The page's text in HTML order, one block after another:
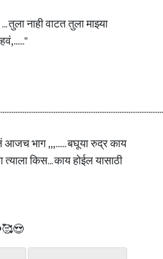
नाही वाटत तुला माझ्या
आजच भाग ,,,...... बघूया रुद्र काय
किस... काय होईल यासाठी